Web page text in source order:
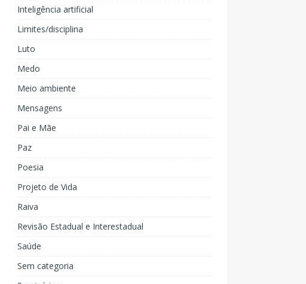
Inteligência artificial
Limites/disciplina
Luto
Medo
Meio ambiente
Mensagens
Pai e Mãe
Paz
Poesia
Projeto de Vida
Raiva
Revisão Estadual e Interestadual
Saúde
Sem categoria